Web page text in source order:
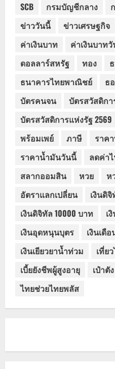
SCB กรมบัญชีกลาง
ข่าววันนี้
ข่าวเศรษฐกิจ
ค่าเงินบาท
ค่าเงินบาท
ดอลลาร์สหรัฐ
ทอง
ธนาคารไทยพาณิชย์
ธ
บัตรคนจน
บัตรสวัสดิก
บัตรสวัสดิการแห่งรัฐ 2569
พร้อมเพย์
ภาษี ราค
ราคาน้ำมันวันนี้
ลดค่า
สลากออมสิน
หวย ห
อัตราแลกเปลี่ยน
เงินดิ
เงินดิจิทัล 10000 บาท
เ
เงินอุดหนุนบุตร
เงินเดื
เงินเยียวยาน้ำท่วม
เที่ย
เบี้ยยังชีพผู้สูงอายุ
เป๋าตัง
ไทยช่วยไทยพลัส